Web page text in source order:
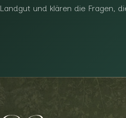
Landgut und klären die Fragen,